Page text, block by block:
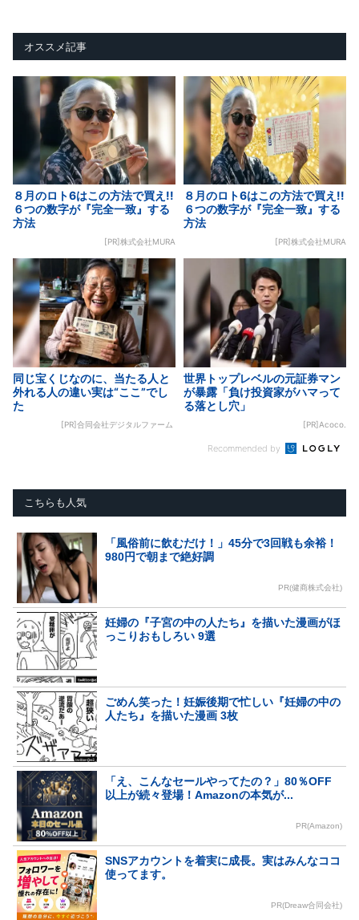
オススメ記事
８月のロト6はこの方法で買え!!
６つの数字が『完全一致』する
方法
[PR]株式会社MURA
８月のロト6はこの方法で買え!!
６つの数字が『完全一致』する
方法
[PR]株式会社MURA
同じ宝くじなのに、当たる人と
外れる人の違い実は“ここ”でし
た
[PR]合同会社デジタルファーム
世界トップレベルの元証券マン
が暴露「負け投資家がハマって
る落とし穴」
[PR]Acoco.
Recommended by
こちらも人気
「風俗前に飲むだけ！」45分で3回戦も余裕！
980円で朝まで絶好調
PR(健商株式会社)
妊婦の『子宮の中の人たち』を描いた漫画がほ
っこりおもしろい 9選
ごめん笑った！妊娠後期で忙しい『妊婦の中の
人たち』を描いた漫画 3枚
「え、こんなセールやってたの？」80％OFF
以上が続々登場！Amazonの本気が...
PR(Amazon)
SNSアカウントを着実に成長。実はみんなココ
使ってます。
PR(Dreaw合同会社)